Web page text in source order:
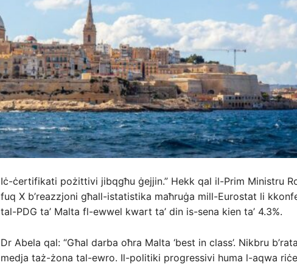
Iċ-ċertifikati pożittivi jibqgħu ġejjin.” Hekk qal il-Prim Ministru
fuq X b’reazzjoni għall-istatistika maħruġa mill-Eurostat li
tal-PDG ta’ Malta fl-ewwel kwart ta’ din is-sena kien ta’ 4.3%.
Dr Abela qal: “Għal darba oħra Malta ‘best in class’. Nikbru
medja taż-żona tal-ewro. Il-politiki progressivi huma l-aqwa